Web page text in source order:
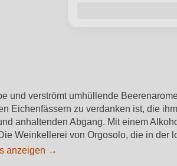
und verströmt umhüllende
Eichenfässern zu verdanken ist, die
anhaltenden Abgang. Mit einem
Weinkellerei von Orgosolo, die in
anzeigen →